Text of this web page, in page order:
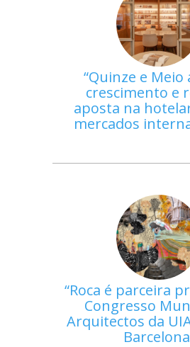
Quinze e Meio
crescimento e
aposta na
mercados
Roca é parceira
Congresso
Arquitectos da
Barcelona